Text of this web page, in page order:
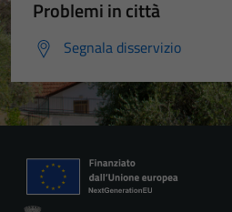
Problemi in città
Segnala disservizio